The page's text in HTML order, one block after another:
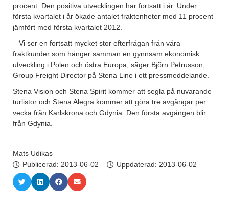
procent. Den positiva utvecklingen har fortsatt i år. Under
första kvartalet i år ökade antalet fraktenheter med 11 procent
jämfört med första kvartalet 2012.
– Vi ser en fortsatt mycket stor efterfrågan från våra
fraktkunder som hänger samman en gynnsam ekonomisk
utveckling i Polen och östra Europa, säger Björn Petrusson,
Group Freight Director på Stena Line i ett pressmeddelande.
Stena Vision och Stena Spirit kommer att segla på nuvarande
turlistor och Stena Alegra kommer att göra tre avgångar per
vecka från Karlskrona och Gdynia. Den första avgången blir
från Gdynia.
Mats Udikas
Publicerad: 2013-06-02 Uppdaterad: 2013-06-02